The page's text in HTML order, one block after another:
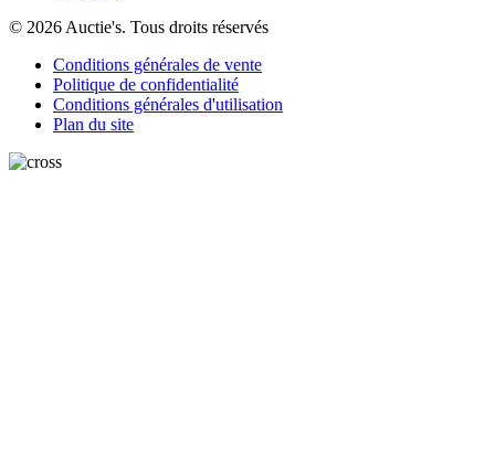
© 2026 Auctie's. Tous droits réservés
Conditions générales de vente
Politique de confidentialité
Conditions générales d'utilisation
Plan du site